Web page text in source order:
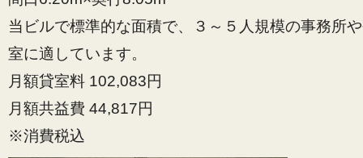
当ビルで標準的な面積で、３～５人規模の事務所
室に適しています。
月額貸室料 102,083円
月額共益費 44,817円
※消費税込